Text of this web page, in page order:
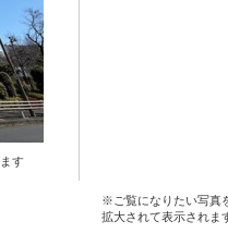
す
※ご覧になりたい写真
拡大されて表示されま